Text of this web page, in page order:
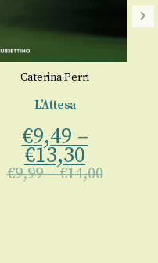
Caterina Perri
L’Attesa
€9,49 –
€13,30
€9,99–€14,00